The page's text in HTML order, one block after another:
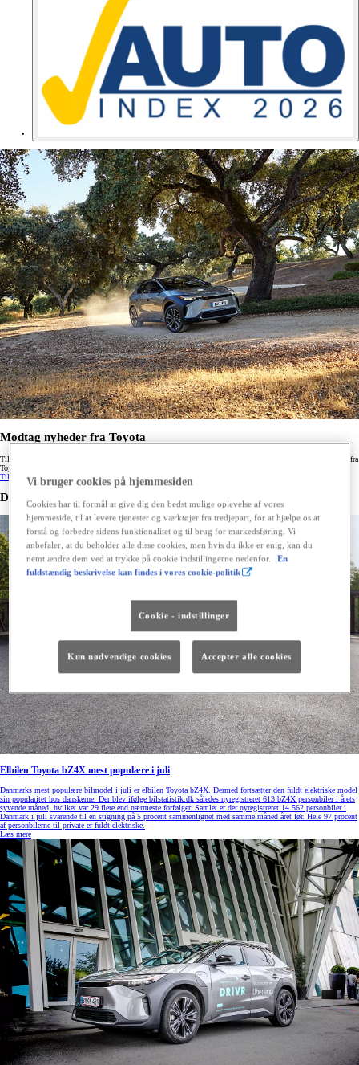
Modtag nyheder fra Toyota
Tilmeld dig vores nyhedsbrev, så er du altid opdateret om nyheder, kampagner, gode tilbud og konkurrencer fra
Toyota.
Tilmeld dig
De seneste nyheder fra Toyota
Elbilen Toyota bZ4X mest populære i juli
Danmarks mest populære bilmodel i juli er elbilen Toyota bZ4X. Dermed fortsætter den fuldt elektriske model
sin popularitet hos danskerne. Der blev ifølge bilstatistik.dk således nyregistreret 613 bZ4X personbiler i årets
syvende måned, hvilket var 29 flere end nærmeste forfølger. Samlet er der nyregistreret 14.562 personbiler i
Danmark i juli svarende til en stigning på 5 procent sammenlignet med samme måned året før. Hele 97 procent
af personbilerne til private er fuldt elektriske.
Læs mere
Vi bruger cookies på hjemmesiden
Cookies har til formål at give dig den bedst mulige oplevelse af vores
hjemmeside, til at levere tjenester og værktøjer fra tredjepart, for at hjælpe os at
forstå og forbedre sidens funktionalitet og til brug for markedsføring. Vi
anbefaler, at du beholder alle disse cookies, men hvis du ikke er enig, kan du
nemt ændre dem ved at trykke på cookie indstillingerne nedenfor.
En
fuldstændig beskrivelse kan findes i vores cookie-politik
Cookie - indstillinger
Kun nødvendige cookies Accepter alle cookies